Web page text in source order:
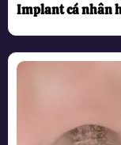
Implant cá nhân